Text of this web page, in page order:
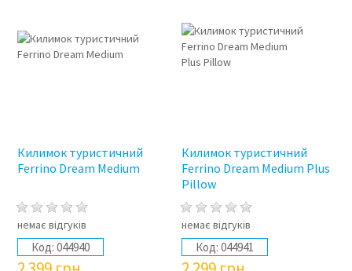
Килимок туристичний
Ferrino Dream Medium
немає відгуків
Код: 044940
Килимок туристичний
Ferrino Dream Medium Plus
Pillow
немає відгуків
Код: 044941